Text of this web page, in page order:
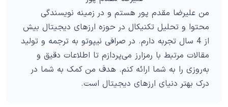
من علیرضا مقدم پور هستم و در زمینه نویسندگی
محتوا و تحلیل تکنیکال در حوزه ارزهای دیجیتال بیش
از 4 سال تجربه دارم. در صرافی نیپوتو به ترجمه و تولید
مقالات مرتبط با رمزارز می‌پردازم تا اطلاعات دقیق و
به‌روزی را به شما ارائه کنم. هدف من کمک به شما در
درک بهتر دنیای ارزهای دیجیتال است.